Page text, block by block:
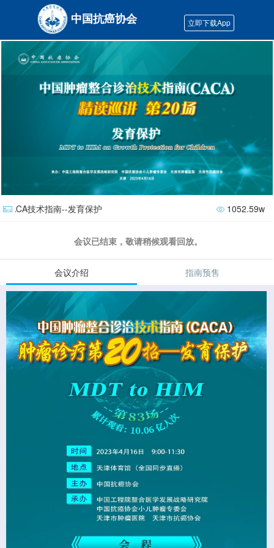
中国抗癌协会 立即下载App
技术指南--发育保护 1052.59w
会议已结束，敬请稍候观看回放。
会议介绍 指南预售